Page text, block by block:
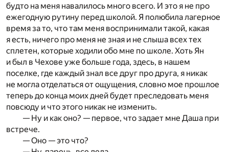
будто на меня навалилось много всего. И это я не про
ежегодную рутину перед школой. Я полюбила лагерное
время за то, что там меня воспринимали такой, какая
я есть, ничего про меня не зная и не слыша всех тех
сплетен, которые ходили обо мне по школе. Хоть Ян
и был в Чехове уже больше года, здесь, в нашем
поселке, где каждый знал все друг про друга, я никак
не могла отделаться от ощущения, словно мое прошлое
теперь до конца моих дней будет преследовать меня
повсюду и что этого никак не изменить.
— Ну и как оно? — первое, что задает мне Даша при
встрече.
— Оно — это что?